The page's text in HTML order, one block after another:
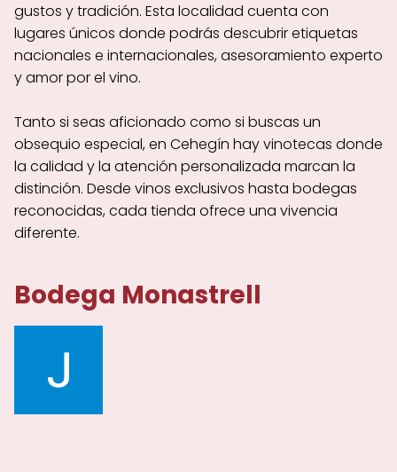
gustos y tradición. Esta localidad cuenta con
lugares únicos donde podrás descubrir etiquetas
nacionales e internacionales, asesoramiento experto
y amor por el vino.
Tanto si seas aficionado como si buscas un
obsequio especial, en Cehegín hay vinotecas donde
la calidad y la atención personalizada marcan la
distinción. Desde vinos exclusivos hasta bodegas
reconocidas, cada tienda ofrece una vivencia
diferente.
Bodega Monastrell